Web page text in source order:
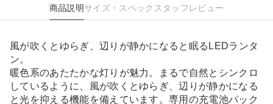
商品説明サイズ・スペック スタッフレビュー
風が吹くとゆらぎ、辺りが静かになると眠るLEDランタ
ン。
暖色系のあたたかな灯りが魅力。まるで自然とシンクロ
しているように、風が吹くとゆらぎ、辺りが静かになる
と光を抑える機能を備えています。専用の充電池パック